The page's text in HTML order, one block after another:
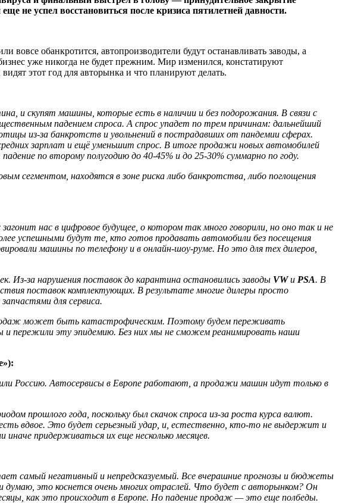
не успел восстановиться после кризиса пятилетней давности.
вовсе обанкротится, автопроизводители будут останавливать заводы, а
уже никогда не будет прежним. Мир изменился, констатируют
этот год для авторынка и что планируют делать.
и скупят машины, которые есть в наличии и без подорожания. В связи с
падением спроса. А спрос упадет по трем причинам: дальнейший
из-за банкротств и увольнений в пострадавших от пандемии сферах.
зарплат и ещё уменьшит спрос. В итоге продажи новых автомобилей
по второму полугодию до 40-45% и до 25-30% суммарно по году.
сегментом, находятся в зоне риска либо банкротства, либо поглощения
нас в цифровое будущее, о котором так много говорили, но оно так и не
успешными будут те, кто готов продавать автомобили без посещения
машины по телефону и в онлайн-шоу-руме. Но это для тех дилеров,
Из-за нарушения поставок до карантина остановились заводы VWи PSA. В
поставок комплектующих. В результате многие дилеры просто
для сервиса.
может быть катастрофическим. Поэтому будем переживать
и пережили эту эпидемию. Без них мы не сможем реанимировать наши
Россию. Автосервисы в Европе работают, а продажи машин идут только в
прошлого года, поскольку был скачок спроса из-за роста курса валют.
вдвое. Это будет серьезный удар, и, естественно, кто-то не выдержит и
придерживаться их еще несколько месяцев.
самый негативный и непредсказуемый. Все вчерашние прогнозы и бюджеты
это коснется очень многих отраслей. Что будет с авторынком? Он
как это происходит в Европе. Но падение продаж — это еще полбеды.